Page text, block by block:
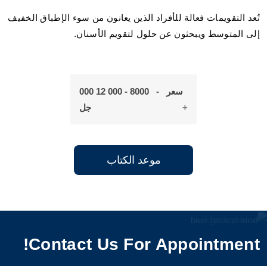
تُعد التقويمات فعالة للأفراد الذين يعانون من سوء الإطباق الخفيف
إلى المتوسط ويبحثون عن حلول لتقويم الأسنان.
سعر - 8000 - 000 12 000
جل
موعد الكتاب
Contact Us For Appointment!